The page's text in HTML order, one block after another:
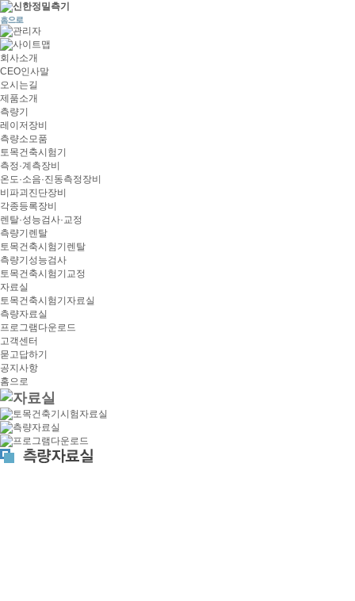
회사소개
CEO인사말
오시는길
제품소개
측량기
레이저장비
측량소모품
토목건축시험기
측정·계측장비
온도·소음·진동측정장비
비파괴진단장비
각종등록장비
렌탈·성능검사·교정
측량기렌탈
토목건축시험기렌탈
측량기성능검사
토목건축시험기교정
자료실
토목건축시험기자료실
측량자료실
프로그램다운로드
고객센터
묻고답하기
공지사항
홈으로